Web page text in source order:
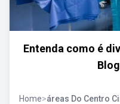
Entenda como é
Home>áreas Do Centro